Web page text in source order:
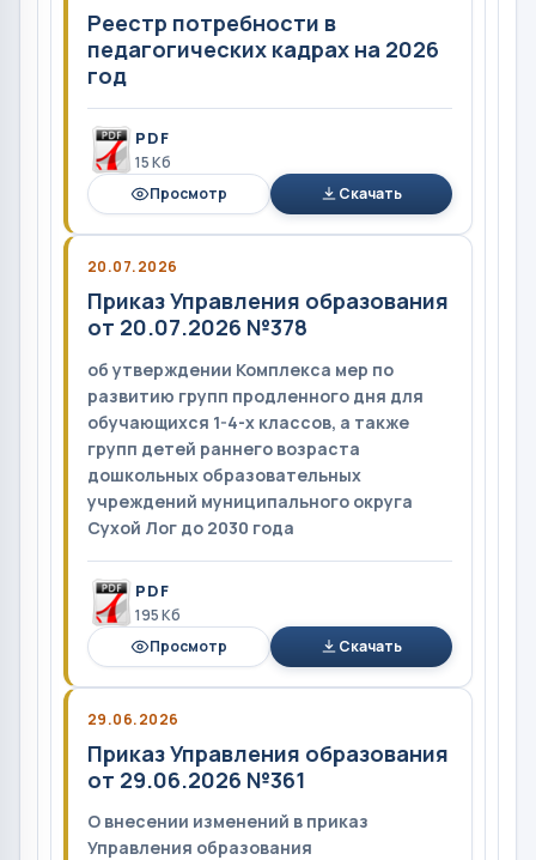
Реестр потребности в
педагогических кадрах на 2026
год
PDF
15 Кб
Просмотр
Скачать
20.07.2026
Приказ Управления образования
от 20.07.2026 №378
об утверждении Комплекса мер по
развитию групп продленного дня для
обучающихся 1-4-х классов, а также
групп детей раннего возраста
дошкольных образовательных
учреждений муниципального округа
Сухой Лог до 2030 года
PDF
195 Кб
Просмотр
Скачать
29.06.2026
Приказ Управления образования
от 29.06.2026 №361
О внесении изменений в приказ
Управления образования